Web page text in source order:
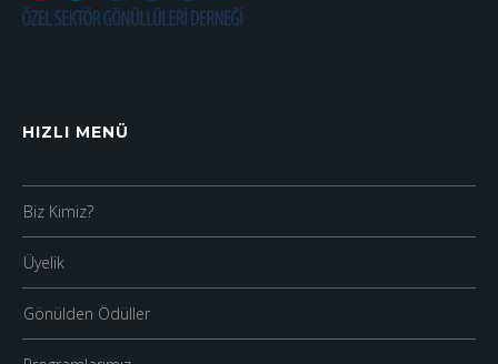
HIZLI MENÜ
Biz Kimiz?
Üyelik
Gönülden Ödüller